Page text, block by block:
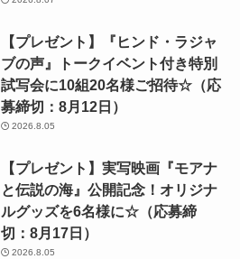
【プレゼント】『ヒンド・ラジャ
ブの声』トークイベント付き特別
試写会に10組20名様ご招待☆（応
募締切：8月12日）
2026.8.05
【プレゼント】実写映画『モアナ
と伝説の海』公開記念！オリジナ
ルグッズを6名様に☆（応募締
切：8月17日）
2026.8.05